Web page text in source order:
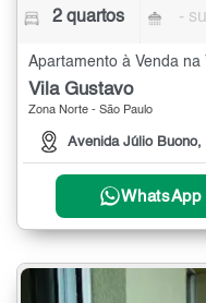
2 quartos -
Apartamento à Venda
Vila Gustavo
Zona Norte - São Paulo
Avenida Júlio Buono,
WhatsApp